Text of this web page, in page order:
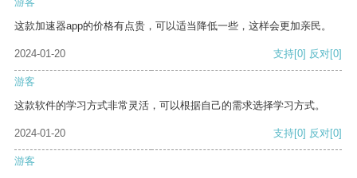
这款加速器app的价格有点贵，可以适当降低一些，这样会更加亲民。
2024-01-20 支持[0] 反对[0]
游客
这款软件的学习方式非常灵活，可以根据自己的需求选择学习方式。
2024-01-20 支持[0] 反对[0]
游客